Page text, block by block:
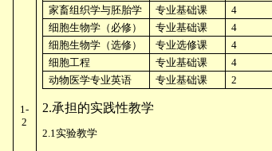
1-
2
家畜组织学与胚胎学
专业基础课 4
细胞生物学（必修）
专业基础课 4
细胞生物学（选修）
专业选修课 4
细胞工程
专业基础课 4
动物医学专业英语
专业基础课 2
2.承担的实践性教学
2.1实验教学